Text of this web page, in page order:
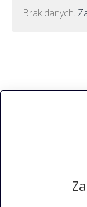
Brak danych.